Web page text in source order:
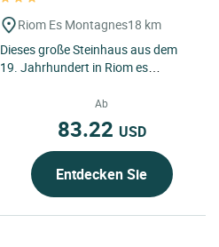
Riom Es Montagnes18 km
Dieses große Steinhaus aus dem
19. Jahrhundert in Riom es
herrlichen Region Auvergne und
Ab
83.22 USD
Entdecken Sie